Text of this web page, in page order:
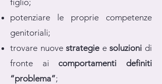
figlio;
potenziare le proprie competenze
genitoriali;
trovare nuovestrategie esoluzioni di
fronte ai comportamenti definiti
“problema”;